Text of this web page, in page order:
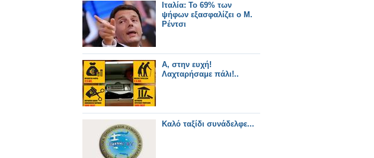
Ιταλία: Το 69% των
ψήφων εξασφαλίζει ο Μ.
Ρέντσι
Α, στην ευχή!
Λαχταρήσαμε πάλι!..
Καλό ταξίδι συνάδελφε...